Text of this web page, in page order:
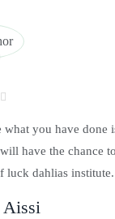
you have
have the
luck dahlias institute.
Aissi